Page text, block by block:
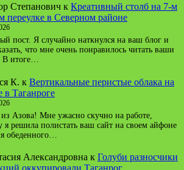
Степанович к Креативный столб на 7-м
переулке в Северном районе
пост. Я случайно наткнулся на ваш блог и
что мне очень понравилось читать ваши
В итоге…
К. к Вертикальные перистые облака на
в Таганроге
Азова! Мне ужасно скучно на работе,
я решила полистать ваш сайт на своем айфоне
обеденного…
Александровна к Голуби разносчики